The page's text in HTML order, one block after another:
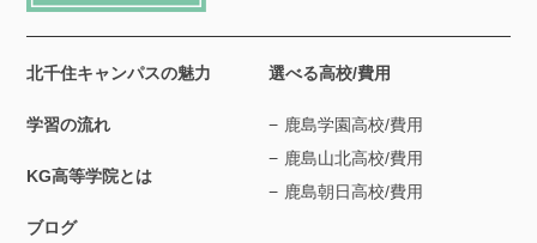
北千住キャンパスの魅力
学習の流れ
KG高等学院とは
ブログ
選べる高校/費用
鹿島学園高校/費用
鹿島山北高校/費用
鹿島朝日高校/費用